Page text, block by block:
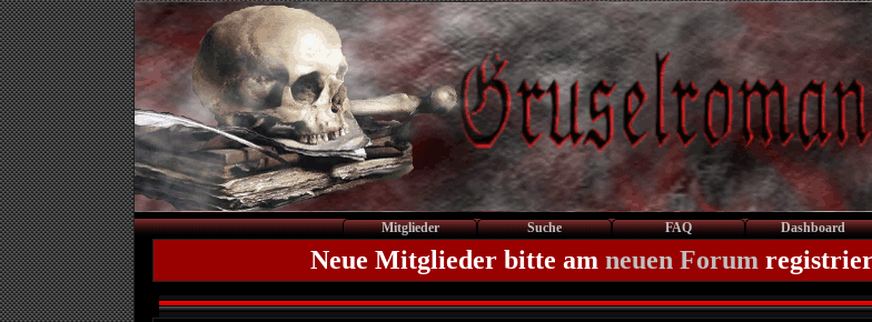
Mitglieder Suche FAQ Dashboard
Neue Mitglieder bitte am neuen Forum